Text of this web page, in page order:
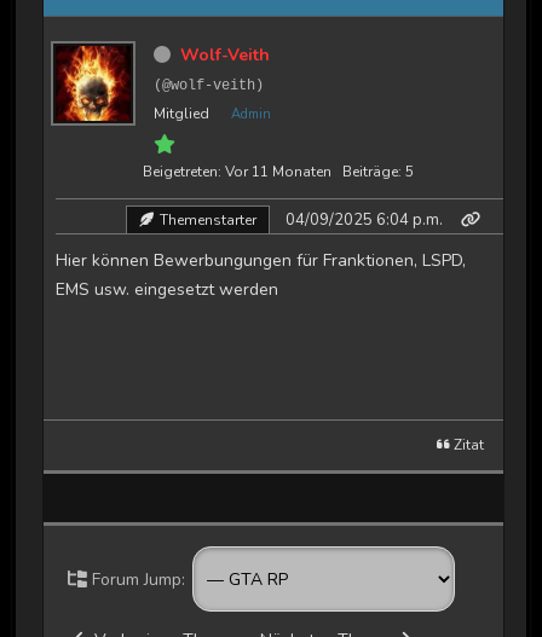
Wolf-Veith
(@wolf-veith)
Mitglied Admin
Beigetreten: Vor 11 Monaten Beiträge: 5
Themenstarter 04/09/2025 6:04 p.m.
Hier können Bewerbungungen für Franktionen, LSPD,
EMS usw. eingesetzt werden
Zitat
Forum Jump: